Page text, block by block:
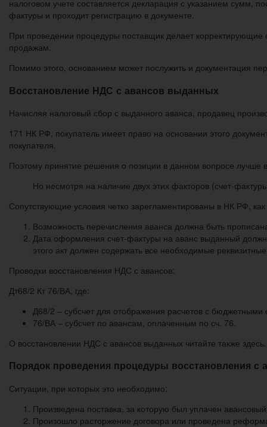
налоговом учете составляется декларация с указанием сумм,
фактуры и проходит регистрацию в документе.
При проведении процедуры поставщик делает корректирующие
продажам.
Помимо этого, основанием может послужить и документация
Восстановление НДС с авансов выданных
Начисляя налоговый сбор с выданного аванса, продавец
171 НК РФ, покупатель имеет право на основании этого
покупателя.
Поэтому принятие решения о позиции в данном вопросе лучше
Но несмотря на наличие двух этих факторов (счет-
Сопутствующие условия четко зарегламентированы в НК РФ,
Возможность перечисления аванса должна быть
Дата оформления счет-фактуры на аванс выданный
этого акт должен содержать все необходимые
Проводки восстановления НДС с авансов:
Дт68/2 Кт 76/ВА, где:
Д68/2 – субсчет для отображения расчетов с
76/ВА – субсчет по авансам, оплаченным по сч. 76.
О восстановлении НДС с авансов выданных читайте также здесь.
Порядок проведения процедуры восстановления с
Ситуации, при которых это необходимо:
Произведена поставка, за которую был уплачен
Произошло расторжение договора или проведена